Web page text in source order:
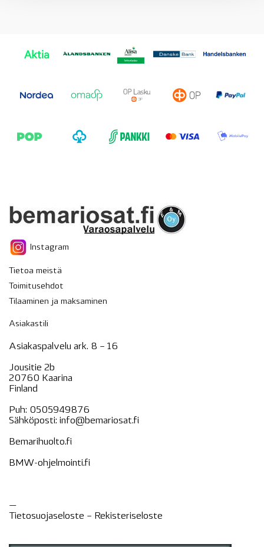
Instagram
Tietoa meistä
Toimitusehdot
Tilaaminen ja maksaminen
Asiakastili
Asiakaspalvelu ark. 8 – 16
Jousitie 2b
20760 Kaarina
Finland
Puh: 0505949876
Sähköposti: info@bemariosat.fi
Bemarihuolto.fi
BMW-ohjelmointi.fi
—
Tietosuojaseloste – Rekisteriseloste